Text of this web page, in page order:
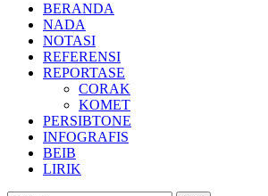
BERANDA
NADA
NOTASI
REFERENSI
REPORTASE
CORAK
KOMET
PERSIBTONE
INFOGRAFIS
BEIB
LIRIK